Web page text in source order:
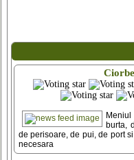
burta,
de perisoare, de pui, de port
necesara